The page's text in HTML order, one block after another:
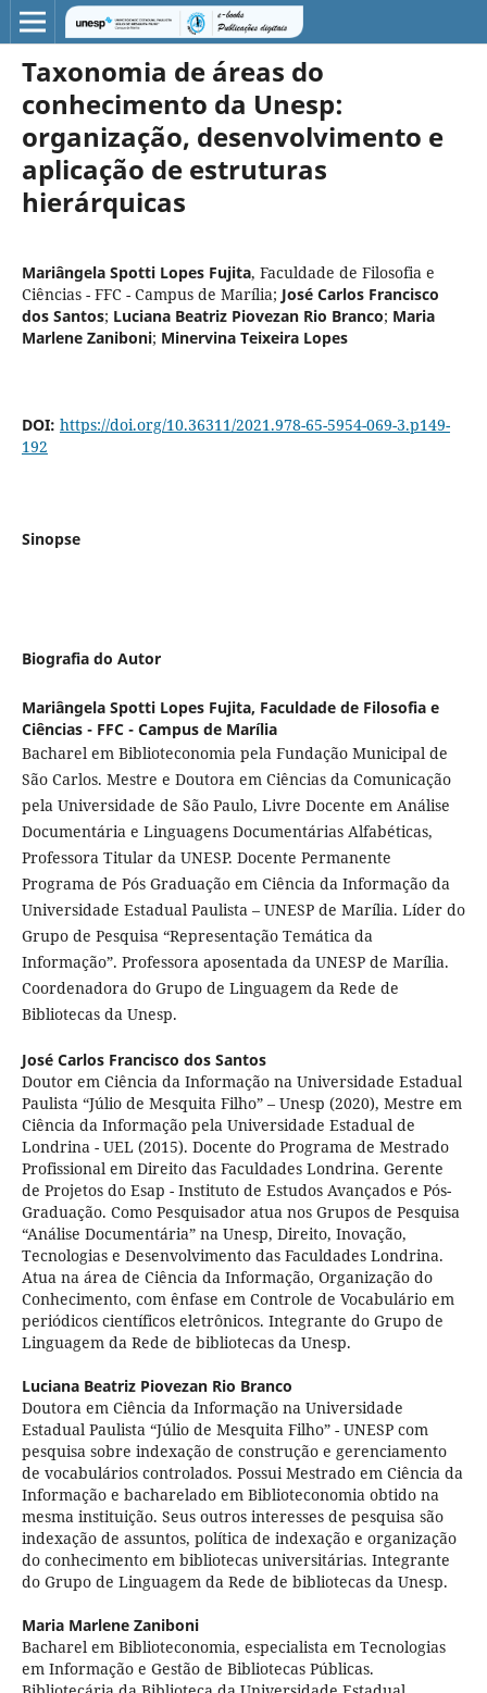
Taxonomia de áreas do
conhecimento da Unesp:
organização, desenvolvimento e
aplicação de estruturas
hierárquicas
Mariângela Spotti Lopes Fujita, Faculdade de Filosofia e
Ciências - FFC - Campus de Marília; José Carlos Francisco
dos Santos; Luciana Beatriz Piovezan Rio Branco; Maria
Marlene Zaniboni; Minervina Teixeira Lopes
DOI: https://doi.org/10.36311/2021.978-65-5954-069-3.p149-
192
Sinopse
Biografia do Autor
Mariângela Spotti Lopes Fujita, Faculdade de Filosofia e
Ciências - FFC - Campus de Marília
Bacharel em Biblioteconomia pela Fundação Municipal de
São Carlos. Mestre e Doutora em Ciências da Comunicação
pela Universidade de São Paulo, Livre Docente em Análise
Documentária e Linguagens Documentárias Alfabéticas,
Professora Titular da UNESP. Docente Permanente
Programa de Pós Graduação em Ciência da Informação da
Universidade Estadual Paulista – UNESP de Marília. Líder do
Grupo de Pesquisa “Representação Temática da
Informação”. Professora aposentada da UNESP de Marília.
Coordenadora do Grupo de Linguagem da Rede de
Bibliotecas da Unesp.
José Carlos Francisco dos Santos
Doutor em Ciência da Informação na Universidade Estadual
Paulista “Júlio de Mesquita Filho” – Unesp (2020), Mestre em
Ciência da Informação pela Universidade Estadual de
Londrina - UEL (2015). Docente do Programa de Mestrado
Profissional em Direito das Faculdades Londrina. Gerente
de Projetos do Esap - Instituto de Estudos Avançados e Pós-
Graduação. Como Pesquisador atua nos Grupos de Pesquisa
“Análise Documentária” na Unesp, Direito, Inovação,
Tecnologias e Desenvolvimento das Faculdades Londrina.
Atua na área de Ciência da Informação, Organização do
Conhecimento, com ênfase em Controle de Vocabulário em
periódicos científicos eletrônicos. Integrante do Grupo de
Linguagem da Rede de bibliotecas da Unesp.
Luciana Beatriz Piovezan Rio Branco
Doutora em Ciência da Informação na Universidade
Estadual Paulista “Júlio de Mesquita Filho” - UNESP com
pesquisa sobre indexação de construção e gerenciamento
de vocabulários controlados. Possui Mestrado em Ciência da
Informação e bacharelado em Biblioteconomia obtido na
mesma instituição. Seus outros interesses de pesquisa são
indexação de assuntos, política de indexação e organização
do conhecimento em bibliotecas universitárias. Integrante
do Grupo de Linguagem da Rede de bibliotecas da Unesp.
Maria Marlene Zaniboni
Bacharel em Biblioteconomia, especialista em Tecnologias
em Informação e Gestão de Bibliotecas Públicas.